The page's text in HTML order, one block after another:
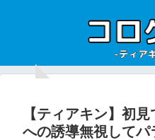
【ティアキン】初
への誘導無視してパ